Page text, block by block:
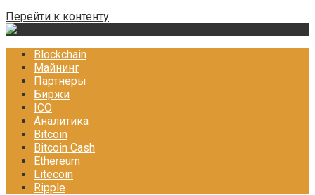
Перейти к контенту
Blockchain
Майнинг
Партнеры
Биржи
ICO
Аналитика
Bitcoin
Bitcoin Cash
Ethereum
Litecoin
Ripple